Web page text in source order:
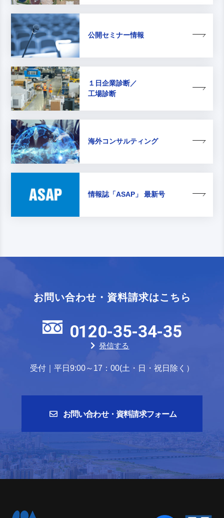
公開セミナー情報
１日企業診断／
工場診断
海外コンサルティング
情報誌「ASAP」 最新号
お問い合わせ・資料請求はこちら
0120-35-34-35
発信する
受付｜平日9:00～17：00(土・日・祝日除く）
お問い合わせ・資料請求フォーム